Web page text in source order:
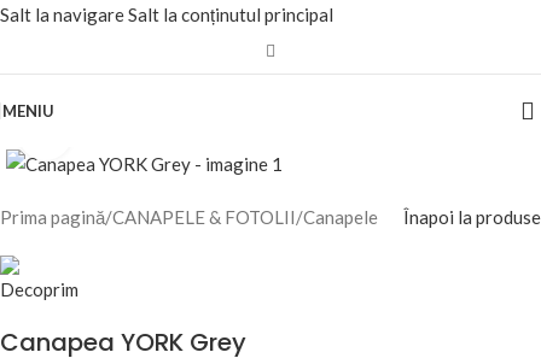
Salt la navigareSalt la conținutul principal
MENIU
Prima pagină/CANAPELE & FOTOLII/Canapele Înapoi la produse
Canapea YORK Grey